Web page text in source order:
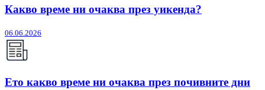
Какво време ни очаква през уикенда?
06.06.2026
Ето какво време ни очаква през почивните дни